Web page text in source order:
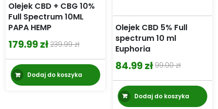
Olejek CBD + CBG 10%
Full Spectrum 10ML
PAPA HEMP
239.99zł
Pierwotna
cena
wynosiła:
179.99zł
Aktualna
cena
wynosi:Dodaj do koszyka
Olejek CBD 5% Full
spectrum 10 ml
Euphoria
99.00zł
Pierwotna
cena
wynosiła:
84.99zł
Aktualna
cena
wynosi:Dodaj do koszyka